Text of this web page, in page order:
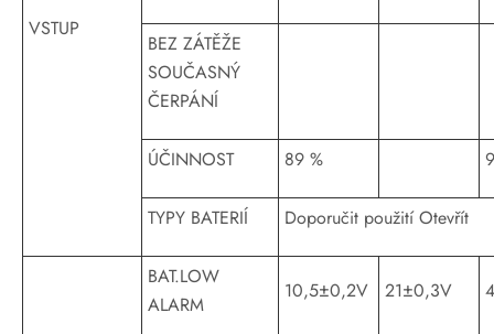
VSTUP
BEZ ZÁTĚŽE
SOUČASNÝ
ČERPÁNÍ
ÚČINNOST 89 %
TYPY BATERIÍ Doporučit použití Otevřít
BAT.LOW
ALARM
10,5±0,2V 21±0,3V